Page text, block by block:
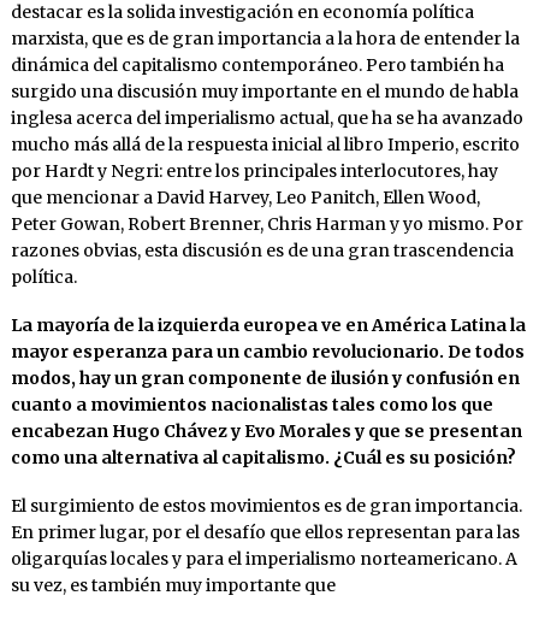
destacar es la solida investigación en economía política
marxista, que es de gran importancia a la hora de entender la
dinámica del capitalismo contemporáneo. Pero también ha
surgido una discusión muy importante en el mundo de habla
inglesa acerca del imperialismo actual, que ha se ha avanzado
mucho más allá de la respuesta inicial al libro Imperio, escrito
por Hardt y Negri: entre los principales interlocutores, hay
que mencionar a David Harvey, Leo Panitch, Ellen Wood,
Peter Gowan, Robert Brenner, Chris Harman y yo mismo. Por
razones obvias, esta discusión es de una gran trascendencia
política.
La mayoría de la izquierda europea ve en América Latina la
mayor esperanza para un cambio revolucionario. De todos
modos, hay un gran componente de ilusión y confusión en
cuanto a movimientos nacionalistas tales como los que
encabezan Hugo Chávez y Evo Morales y que se presentan
como una alternativa al capitalismo. ¿Cuál es su posición?
El surgimiento de estos movimientos es de gran importancia.
En primer lugar, por el desafío que ellos representan para las
oligarquías locales y para el imperialismo norteamericano. A
su vez, es también muy importante que